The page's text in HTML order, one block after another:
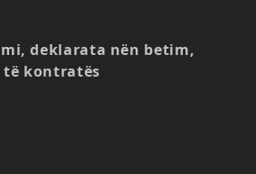
deklarata nën betim,
të kontratës